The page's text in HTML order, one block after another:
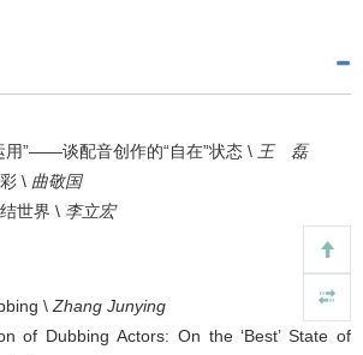
用”——谈配音创作的“自在”状态 \ 王 磊
\ 曲敬国
世界 \ 李立宏
\ Zhang Junying
of Dubbing Actors: On the ‘Best’ State of